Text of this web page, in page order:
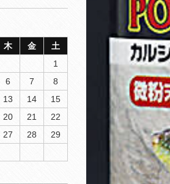
木 金
土
1
6 7
8
13 14
15
20 21
22
27 28
29